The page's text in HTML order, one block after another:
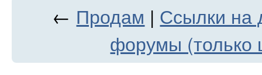
← Продам | Ссылки на
форумы (только